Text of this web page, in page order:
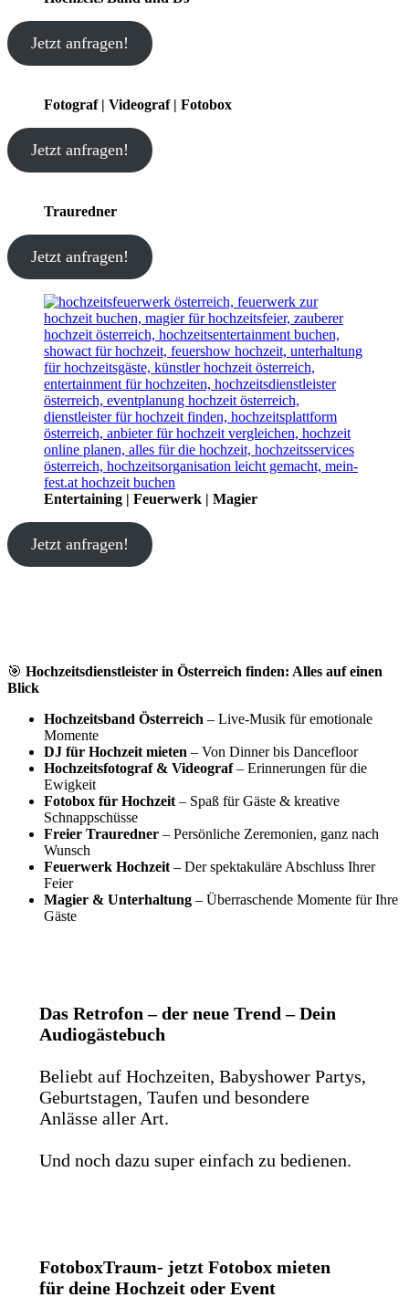
Jetzt anfragen!
Fotograf | Videograf | Fotobox
Jetzt anfragen!
Trauredner
Jetzt anfragen!
Entertaining | Feuerwerk | Magier
Jetzt anfragen!
🎯 Hochzeitsdienstleister in Österreich finden: Alles auf einen
Blick
Hochzeitsband Österreich – Live-Musik für emotionale
Momente
DJ für Hochzeit mieten – Von Dinner bis Dancefloor
Hochzeitsfotograf & Videograf– Erinnerungen für die
Ewigkeit
Fotobox für Hochzeit – Spaß für Gäste & kreative
Schnappschüsse
Freier Trauredner – Persönliche Zeremonien, ganz nach
Wunsch
Feuerwerk Hochzeit – Der spektakuläre Abschluss Ihrer
Feier
Magier & Unterhaltung – Überraschende Momente für Ihre
Gäste
Das Retrofon – der neue Trend – Dein
Audiogästebuch
Beliebt auf Hochzeiten, Babyshower Partys,
Geburtstagen, Taufen und besondere
Anlässe aller Art.
Und noch dazu super einfach zu bedienen.
FotoboxTraum- jetzt Fotobox mieten
für deine Hochzeit oder Event